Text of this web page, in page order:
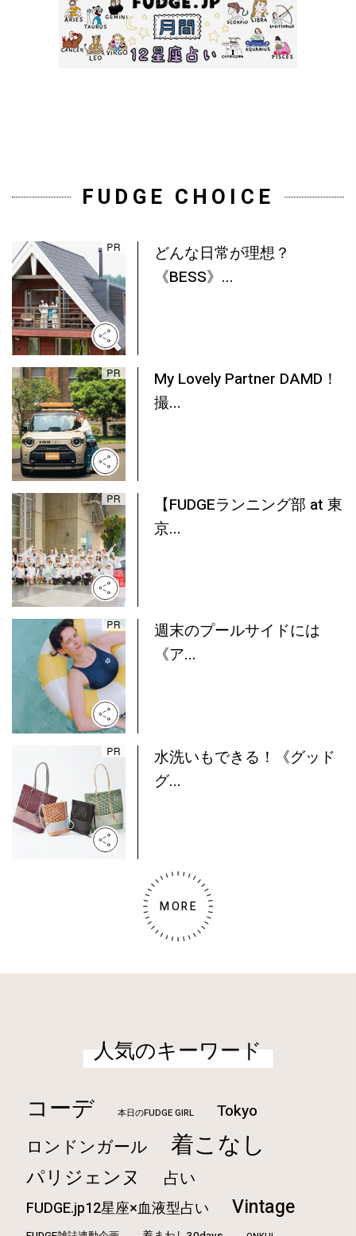
FUDGE CHOICE
どんな日常が理想？
《BESS》...
My Lovely Partner DAMD！
撮...
【FUDGEランニング部 at 東
京...
週末のプールサイドには
《ア...
水洗いもできる！《グッド
グ...
MORE
人気のキーワード
コーデ 本日のFUDGE GIRL Tokyo
ロンドンガール 着こなし
パリジェンヌ 占い
FUDGE.jp12星座×血液型占い Vintage